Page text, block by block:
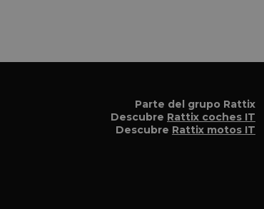
Parte del grupo Rattix
Descubre Rattix coches IT
Descubre Rattix motos IT